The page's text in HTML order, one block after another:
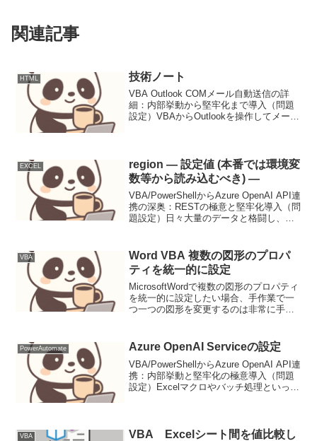
関連記事
HTML 技術ノート
VBA Outlook COMメール自動送信の詳
細：内部挙動から堅牢化まで導入（問題
設定）VBAからOutlookを操作してメール
EXCEL
region — 設定値 (本番では環境変
数等から読み込むべき) —
VBA/PowerShellからAzure OpenAI API連
携の深奥：RESTの極意と堅牢化導入（問
題設定）日々大量のデータと格闘し、定
とWin...
VBA
Word VBA 複数の図形のプロパ
ティを統一的に設定
MicrosoftWordで複数の図形のプロパティ
を統一的に設定したい場合、手作業で一
つ一つの図形を変更するのは非常に手間
ったマクロを利用することで、効...
PowerAutomate Azure OpenAI Serviceの設定
VBA/PowerShellからAzure OpenAI API連
携：内部挙動と堅牢化の極意導入（問題
設定）Excelマクロやバッチ処理といった
VBA
VBA Excelシート間を値比較し